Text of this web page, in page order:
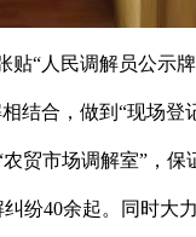
“人民调解员公示
结合，做到“现场
贸市场调解室”，
纷40余起。同时大